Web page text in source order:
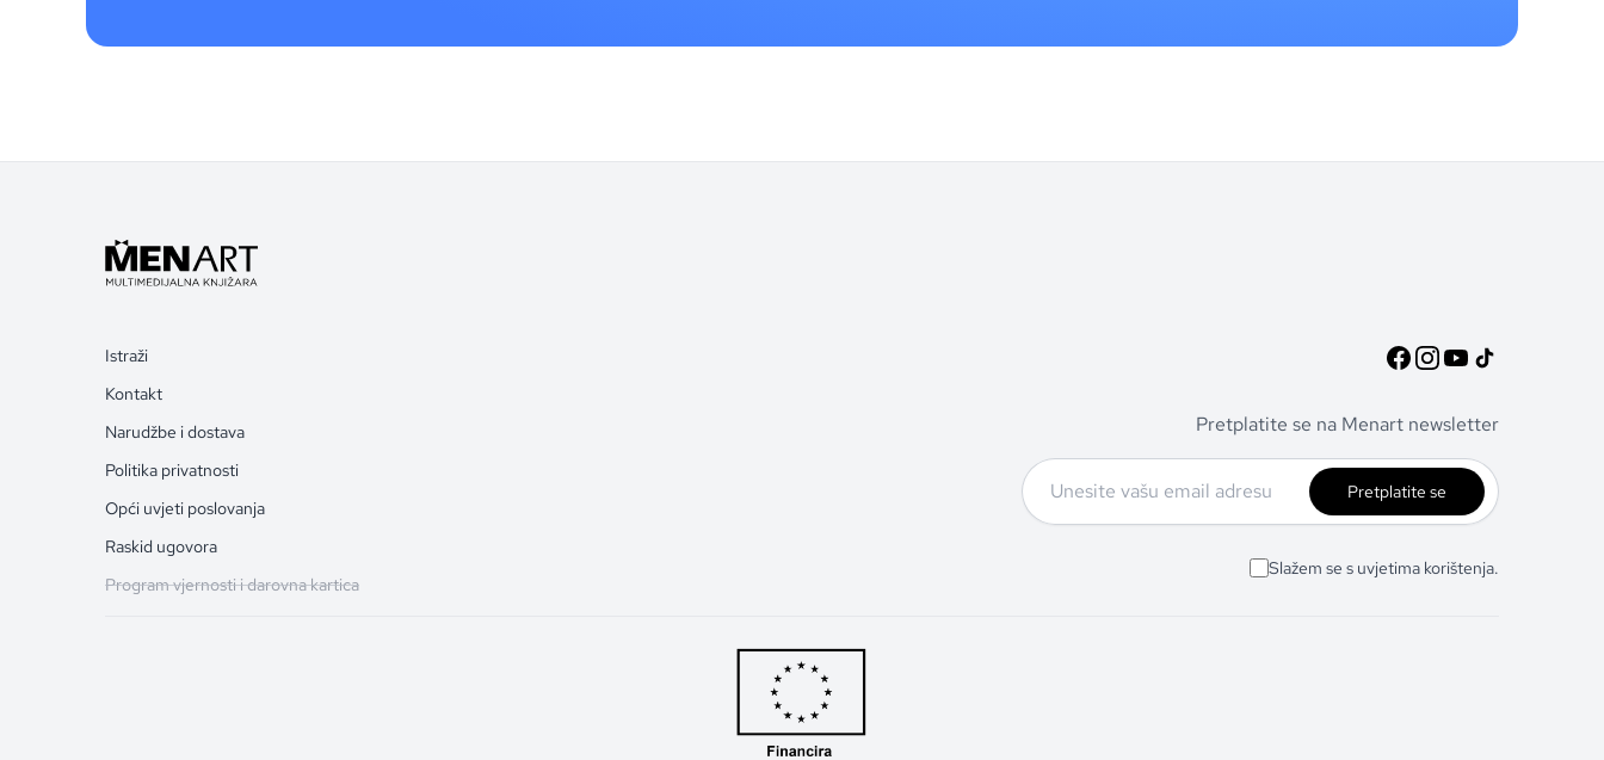
Istraži
Kontakt
Narudžbe i dostava
Politika privatnosti
Opći uvjeti poslovanja
Raskid ugovora
Program vjernosti i darovna kartica
Pretplatite se na Menart newsletter
Pretplatite se
Slažem se s uvjetima korištenja.